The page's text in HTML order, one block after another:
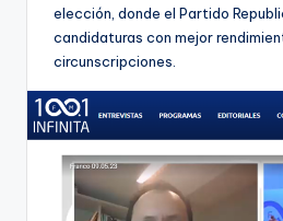
ki
n
g
elección, donde el Partido
candidaturas con mejor
circunscripciones.